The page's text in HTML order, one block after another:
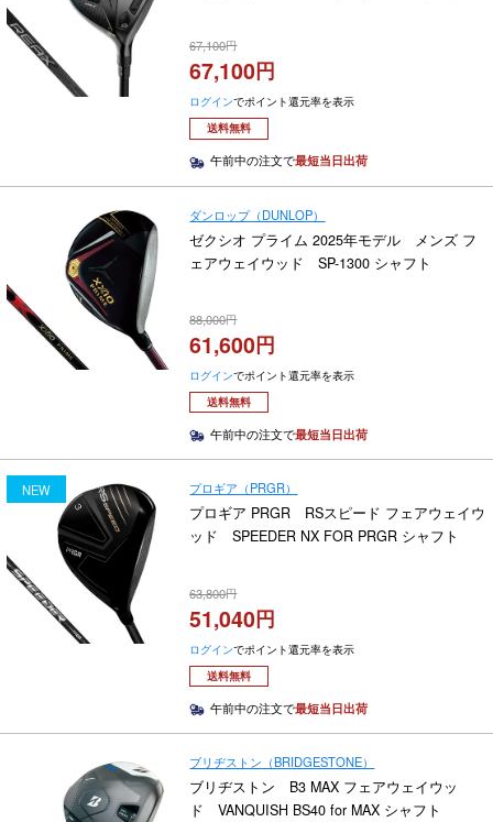
67,100
67,100
ログインでポイント還元率を表示
送料無料
午前中の注文で最短当日出荷
ダンロップ（DUNLOP）
ゼクシオ プライム 2025年モデル メンズ フ
ェアウェイウッド SP-1300 シャフト
88,000
61,600
ログインでポイント還元率を表示
送料無料
午前中の注文で最短当日出荷
NEW プロギア（PRGR）
プロギア PRGR RSスピード フェアウェイウ
ッド SPEEDER NX FOR PRGR シャフト
63,800
51,040
ログインでポイント還元率を表示
送料無料
午前中の注文で最短当日出荷
ブリヂストン（BRIDGESTONE）
ブリヂストン B3 MAX フェアウェイウッ
ド VANQUISH BS40 for MAX シャフト